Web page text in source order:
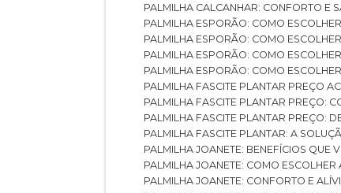
PALMILHA CALCANHAR: CONFORTO E
PALMILHA ESPORÃO: COMO
PALMILHA ESPORÃO: COMO
PALMILHA ESPORÃO: COMO
PALMILHA ESPORÃO: COMO
PALMILHA FASCITE PLANTAR PREÇO
PALMILHA FASCITE PLANTAR PREÇO:
PALMILHA FASCITE PLANTAR PREÇO:
PALMILHA FASCITE PLANTAR: A
PALMILHA JOANETE: BENEFÍCIOS QUE
PALMILHA JOANETE: COMO
PALMILHA JOANETE: CONFORTO E